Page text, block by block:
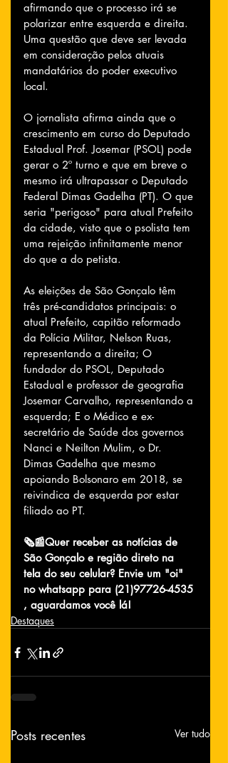
afirmando que o processo irá se
polarizar entre esquerda e direita.
Uma questão que deve ser levada
em consideração pelos atuais
mandatários do poder executivo
local.
O jornalista afirma ainda que o
crescimento em curso do Deputado
Estadual Prof. Josemar (PSOL) pode
gerar o 2º turno e que em breve o
mesmo irá ultrapassar o Deputado
Federal Dimas Gadelha (PT). O que
seria "perigoso" para atual Prefeito
da cidade, visto que o psolista tem
uma rejeição infinitamente menor
do que a do petista.
As eleições de São Gonçalo têm
três pré-candidatos principais: o
atual Prefeito, capitão reformado
da Polícia Militar, Nelson Ruas,
representando a direita; O
fundador do PSOL, Deputado
Estadual e professor de geografia
Josemar Carvalho, representando a
esquerda; E o Médico e ex-
secretário de Saúde dos governos
Nanci e Neilton Mulim, o Dr.
Dimas Gadelha que mesmo
apoiando Bolsonaro em 2018, se
reivindica de esquerda por estar
filiado ao PT.
🗞📰Quer receber as notícias de
São Gonçalo e região direto na
tela do seu celular? Envie um "oi"
no whatsapp para (21)97726-4535
, aguardamos você lá!
Destaques
Posts recentes Ver tudo